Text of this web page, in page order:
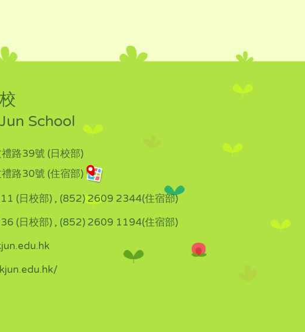
School
路39號 (日校部)
路30號 (住宿部)
(日校部) , (852) 2609 2344(住宿部)
(日校部) , (852) 2609 1194(住宿部)